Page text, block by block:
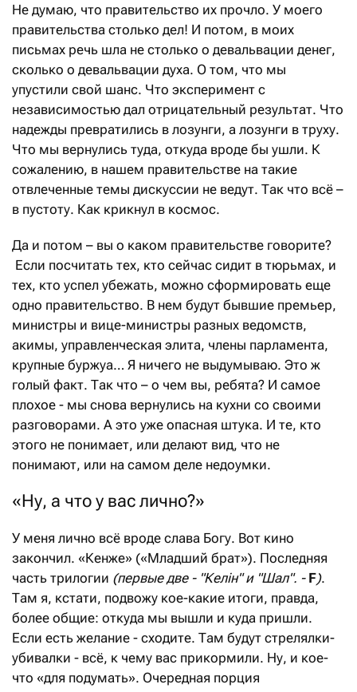
Не думаю, что правительство их прочло. У моего
правительства столько дел! И потом, в моих
письмах речь шла не столько о девальвации денег,
сколько о девальвации духа. О том, что мы
упустили свой шанс. Что эксперимент с
независимостью дал отрицательный результат. Что
надежды превратились в лозунги, а лозунги в труху.
Что мы вернулись туда, откуда вроде бы ушли. К
сожалению, в нашем правительстве на такие
отвлеченные темы дискуссии не ведут. Так что всё –
в пустоту. Как крикнул в космос.
Да и потом – вы о каком правительстве говорите?
Если посчитать тех, кто сейчас сидит в тюрьмах, и
тех, кто успел убежать, можно сформировать еще
одно правительство. В нем будут бывшие премьер,
министры и вице-министры разных ведомств,
акимы, управленческая элита, члены парламента,
крупные буржуа… Я ничего не выдумываю. Это ж
голый факт. Так что – о чем вы, ребята? И самое
плохое - мы снова вернулись на кухни со своими
разговорами. А это уже опасная штука. И те, кто
этого не понимает, или делают вид, что не
понимают, или на самом деле недоумки.
«Ну, а что у вас лично?»
У меня лично всё вроде слава Богу. Вот кино
закончил. «Кенже» («Младший брат»). Последняя
часть трилогии (первые две - "Келiн" и "Шал". - F).
Там я, кстати, подвожу кое-какие итоги, правда,
более общие: откуда мы вышли и куда пришли.
Если есть желание - сходите. Там будут стрелялки-
убивалки - всё, к чему вас прикормили. Ну, и кое-
что «для подумать». Очередная порция